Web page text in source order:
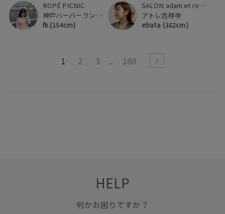
ROPÉ PICNIC
神戸ハーバーランドumie
fk (154cm)
SALON adam et ropé
アトレ吉祥寺
ebata (162cm)
1 2 3 180
HELP
何かお困りですか？